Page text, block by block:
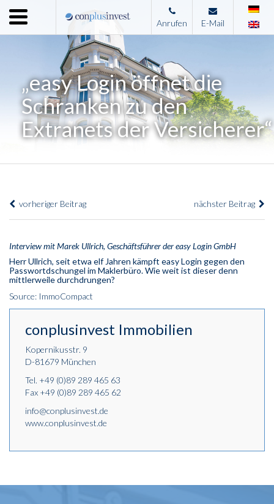
Menu
Home
Unternehmen
Leistungen
Immobilienangebote
News
Impressum
Anrufen E-Mail
„easy Login öffnet die
Schranken zu den
Extranets der Versicherer“
vorheriger Beitrag nächster Beitrag
Interview mit Marek Ullrich, Geschäftsführer der easy Login GmbH
Herr Ullrich, seit etwa elf Jahren kämpft easy Login gegen den
Passwortdschungel im Maklerbüro. Wie weit ist dieser denn
mittlerweile durchdrungen?
Source: ImmoCompact
conplusinvest Immobilien
Kopernikusstr. 9
D-81679 München
Tel. +49 (0)89 289 465 63
Fax +49 (0)89 289 465 62
info@conplusinvest.de
www.conplusinvest.de